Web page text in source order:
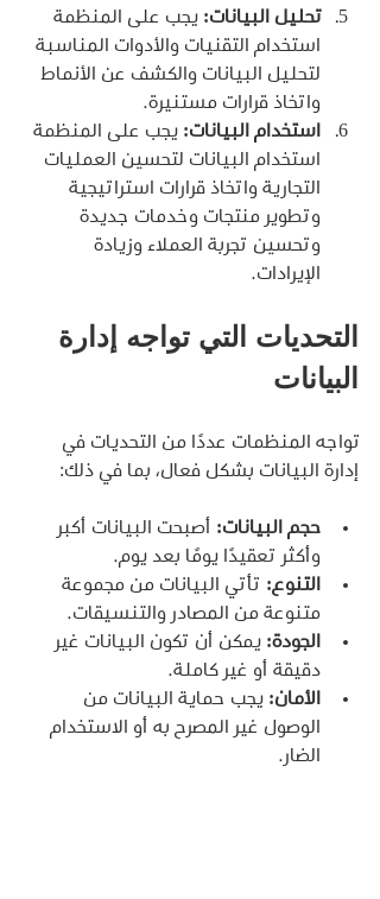
تحليل البيانات: يجب على المنظمة
استخدام التقنيات والأدوات المناسبة
لتحليل البيانات والكشف عن الأنماط
واتخاذ قرارات مستنيرة.
استخدام البيانات: يجب على المنظمة
استخدام البيانات لتحسين العمليات
التجارية واتخاذ قرارات استراتيجية
وتطوير منتجات وخدمات جديدة
وتحسين تجربة العملاء وزيادة
الإيرادات.
التحديات التي تواجه إدارة
البيانات
تواجه المنظمات عددًا من التحديات في
إدارة البيانات بشكل فعال، بما في ذلك:
حجم البيانات: أصبحت البيانات أكبر
وأكثر تعقيدًا يومًا بعد يوم.
التنوع: تأتي البيانات من مجموعة
متنوعة من المصادر والتنسيقات.
الجودة: يمكن أن تكون البيانات غير
دقيقة أو غير كاملة.
الأمان: يجب حماية البيانات من
الوصول غير المصرح به أو الاستخدام
الضار.